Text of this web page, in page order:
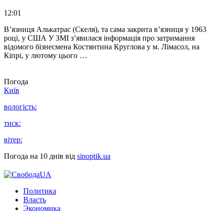
12:01
В’язниця Алькатрас (Скеля), та сама закрита в’язниця у 1963
році, у США У ЗМІ з’явилася інформація про затримання
відомого бізнесмена Костянтина Круглова у м. Лімасол, на
Кіпрі, у лютому цього …
Погода
Київ
вологість:
тиск:
вітер:
Погода на 10 днів від sinoptik.ua
Политика
Власть
Экономика